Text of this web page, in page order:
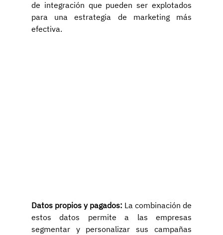
de integración que pueden ser explotados
para una estrategia de marketing más
efectiva.
Datos propios y pagados: La combinación de
estos datos permite a las empresas
segmentar y personalizar sus campañas